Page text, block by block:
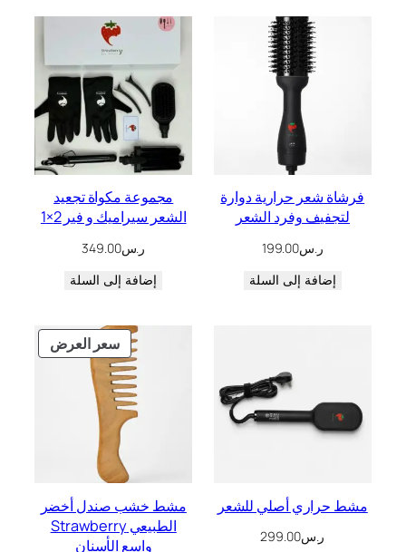
فرشاة شعر حرارية دوارة
لتجفيف وفرد الشعر
ر.س199.00
إضافة إلى السلة
مجموعة مكواة تجعيد
الشعر سيراميك و فير 2×1
ر.س349.00
إضافة إلى السلة
مشط حراري أصلي للشعر
ر.س299.00
سعر العرضمنتج
مخفض
مشط خشب صندل أخضر
الطبيعي Strawberry
واسع الأسنان